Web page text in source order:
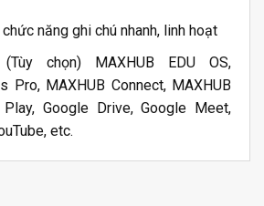
năng ghi chú nhanh, linh hoạt
chọn) MAXHUB EDU OS,
Pro, MAXHUB Connect, MAXHUB
Google Drive, Google Meet,
etc.